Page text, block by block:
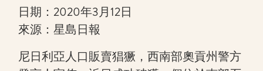
日期：2020年3月12日
來源：星島日報
尼日利亞人口販賣猖獗，西南部奧貢州警方